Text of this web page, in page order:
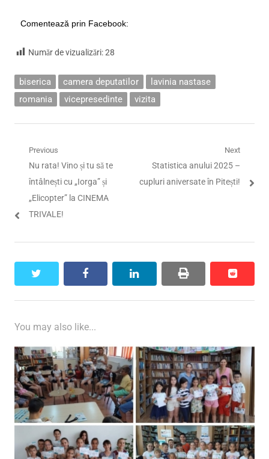
Comentează prin Facebook:
Număr de vizualizări:28
biserica camera deputatilor
lavinia nastase
romania
vicepresedinte vizita
Navigare
articole
Previous
Previous
post:
Nu rata! Vino și tu să te
întâlnești cu „Iorga” și
„Elicopter” la CINEMA
TRIVALE!
Next
Next
post:
Statistica anului 2025 –
cupluri aniversate în Pitești!
facebook linkedin print reddit
reddit
You may also like...